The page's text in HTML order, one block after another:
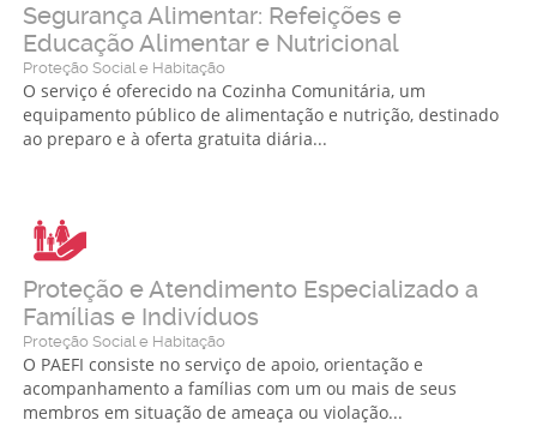
Segurança Alimentar: Refeições e
Educação Alimentar e Nutricional
Proteção Social e Habitação
O serviço é oferecido na Cozinha Comunitária, um
equipamento público de alimentação e nutrição, destinado
ao preparo e à oferta gratuita diária...
Proteção e Atendimento Especializado a
Famílias e Indivíduos
Proteção Social e Habitação
O PAEFI consiste no serviço de apoio, orientação e
acompanhamento a famílias com um ou mais de seus
membros em situação de ameaça ou violação...